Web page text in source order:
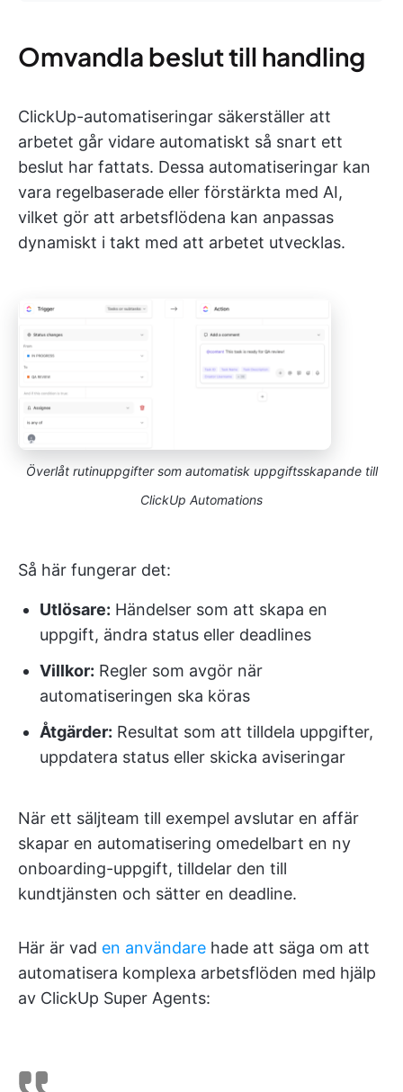
Omvandla beslut till handling
ClickUp-automatiseringar säkerställer att
arbetet går vidare automatiskt så snart ett
beslut har fattats. Dessa automatiseringar kan
vara regelbaserade eller förstärkta med AI,
vilket gör att arbetsflödena kan anpassas
dynamiskt i takt med att arbetet utvecklas.
Överlåt rutinuppgifter som automatisk uppgiftsskapande till
ClickUp Automations
Så här fungerar det:
Utlösare: Händelser som att skapa en
uppgift, ändra status eller deadlines
Villkor: Regler som avgör när
automatiseringen ska köras
Åtgärder: Resultat som att tilldela uppgifter,
uppdatera status eller skicka aviseringar
När ett säljteam till exempel avslutar en affär
skapar en automatisering omedelbart en ny
onboarding-uppgift, tilldelar den till
kundtjänsten och sätter en deadline.
Här är vad en användare hade att säga om att
automatisera komplexa arbetsflöden med hjälp
av ClickUp Super Agents: